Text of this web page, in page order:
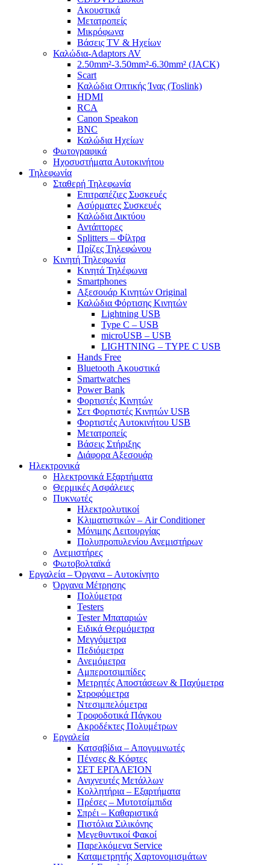
Ακουστικά
Μετατροπείς
Μικρόφωνα
Βάσεις TV & Ηχείων
Καλώδια-Adaptors AV
2.50mm²-3.50mm²-6.30mm² (JACK)
Scart
Καλώδια Οπτικής Ίνας (Toslink)
HDMI
RCA
Canon Speakon
BNC
Καλώδια Ηχείων
Φωτογραφικά
Ηχοσυστήματα Αυτοκινήτου
Τηλεφωνία
Σταθερή Τηλεφωνία
Επιτραπέζιες Συσκευές
Ασύρματες Συσκευές
Καλώδια Δικτύου
Αντάπτορες
Splitters – Φίλτρα
Πρίζες Τηλεφώνου
Κινητή Τηλεφωνία
Κινητά Τηλέφωνα
Smartphones
Αξεσουάρ Κινητών Original
Καλώδια Φόρτισης Κινητών
Lightning USB
Type C – USB
microUSB – USB
LIGHTNING – TYPE C USB
Hands Free
Bluetooth Ακουστικά
Smartwatches
Power Bank
Φορτιστές Κινητών
Σετ Φορτιστές Κινητών USB
Φορτιστές Αυτοκινήτου USB
Μετατροπείς
Βάσεις Στήριξης
Διάφορα Αξεσουάρ
Ηλεκτρονικά
Ηλεκτρονικά Εξαρτήματα
Θερμικές Ασφάλειες
Πυκνωτές
Ηλεκτρολυτικοί
Κλιματιστικών – Air Conditioner
Μόνιμης Λειτουργίας
Πολυπροπυλενίου Ανεμιστήρων
Ανεμιστήρες
Φωτοβολταϊκά
Εργαλεία – Όργανα – Αυτοκίνητο
Όργανα Μέτρησης
Πολύμετρα
Testers
Tester Μπαταριών
Ειδικά Θερμόμετρα
Μεγγόμετρα
Πεδιόμετρα
Ανεμόμετρα
Αμπεροτσιμπίδες
Μετρητές Αποστάσεων & Παχύμετρα
Στροφόμετρα
Ντεσιμπελόμετρα
Τροφοδοτικά Πάγκου
Ακροδέκτες Πολυμέτρων
Εργαλεία
Κατσαβίδια – Απογυμνωτές
Πένσες & Κόφτες
ΣΕΤ ΕΡΓΑΛΕΊΟΝ
Ανιχνευτές Μετάλλων
Κολλητήρια – Εξαρτήματα
Πρέσες – Μυτοτσίμπιδα
Σπρέι – Καθαριστικά
Πιστόλια Σιλικόνης
Μεγεθυντικοί Φακοί
Παρελκόμενα Service
Καταμετρητής Χαρτονομισμάτων